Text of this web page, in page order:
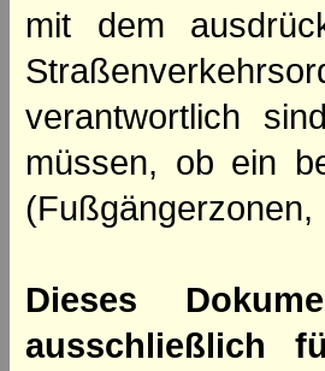
mit dem
verantwortlich
müssen, ob ein
Dieses
ausschließlich